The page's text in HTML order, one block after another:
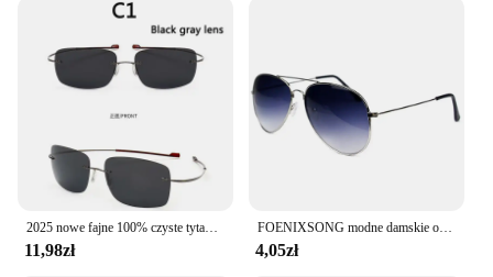
11,98zł
FOENIXSONG modne damskie okulary przeciwsłoneczne dla kobiet mężczyzn Vintage Pilot gradientowe lustrzane soczewki Retro okulary przeciwsłoneczne okulary przeciwsłoneczne A06
4,05zł